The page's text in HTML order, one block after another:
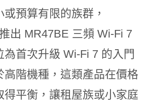
預算有限的族群，
出 MR47BE 三頻 Wi-Fi 7
為首次升級 Wi-Fi 7 的入門
高階機種，這類產品在價格
得平衡，讓租屋族或小家庭